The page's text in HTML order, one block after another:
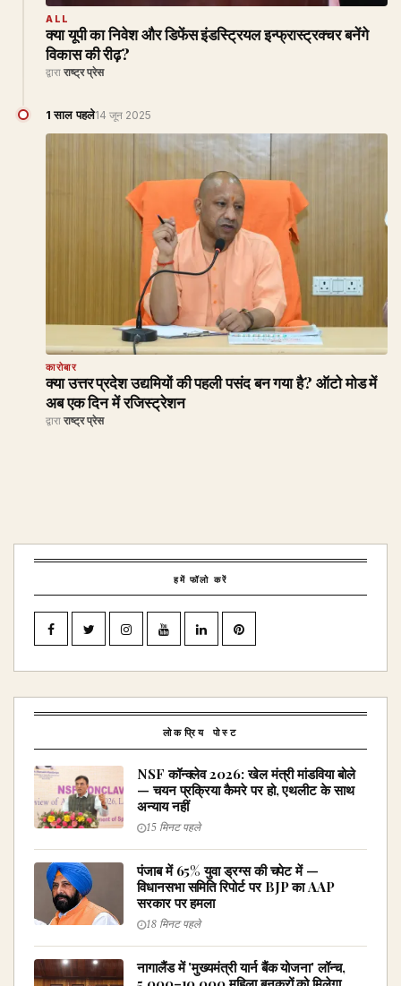
ALL
क्या यूपी का निवेश और डिफेंस इंडस्ट्रियल इन्फ्रास्ट्रक्चर बनेंगे
विकास की रीढ़?
द्वारा राष्ट्र प्रेस
1 साल पहले14 जून 2025
कारोबार
क्या उत्तर प्रदेश उद्यमियों की पहली पसंद बन गया है? ऑटो मोड में
अब एक दिन में रजिस्ट्रेशन
द्वारा राष्ट्र प्रेस
हमें फॉलो करें
लोकप्रिय पोस्ट
NSF कॉन्क्लेव 2026: खेल मंत्री मांडविया बोले
— चयन प्रक्रिया कैमरे पर हो, एथलीट के साथ
अन्याय नहीं
15 मिनट पहले
पंजाब में 65% युवा ड्रग्स की चपेट में —
विधानसभा समिति रिपोर्ट पर BJP का AAP
सरकार पर हमला
18 मिनट पहले
नागालैंड में 'मुख्यमंत्री यार्न बैंक योजना' लॉन्च,